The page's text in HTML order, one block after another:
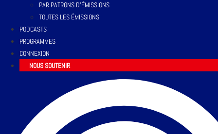
PAR PATRONS D’ÉMISSIONS
TOUTES LES ÉMISSIONS
PODCASTS
PROGRAMMES
CONNEXION
NOUS SOUTENIR